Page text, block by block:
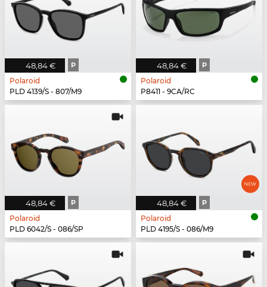
48,84 € P
Polaroid
PLD 4139/S - 807/M9
48,84 € P
Polaroid
P8411 - 9CA/RC
48,84 € P
Polaroid
PLD 6042/S - 086/SP
48,84 € P
Polaroid
PLD 4195/S - 086/M9